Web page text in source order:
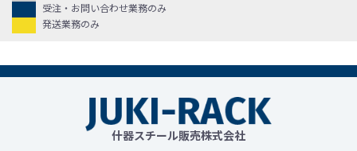
受注・お問い合わせ業務のみ
発送業務のみ
什器スチール販売株式会社